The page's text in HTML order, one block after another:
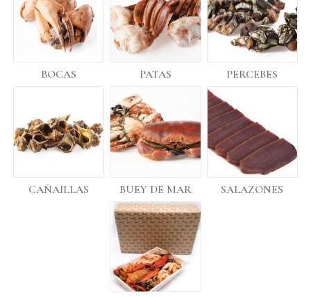
BOCAS PATAS PERCEBES
CAÑAILLAS BUEY DE MAR SALAZONES